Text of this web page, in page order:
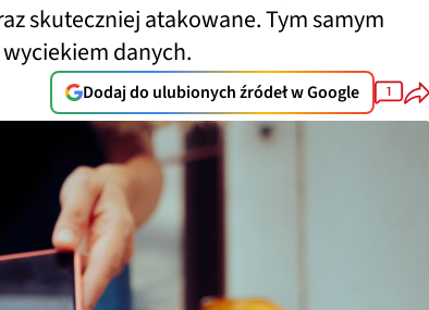
skuteczniej atakowane. Tym samym
danych.
Dodaj do ulubionych źródeł w Google 1